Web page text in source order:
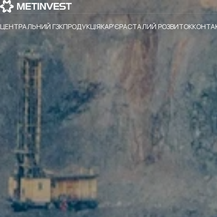
ЦЕНТРАЛЬНИЙ ГЗКПРОДУКЦІЯКАР'ЄРАСТАЛИЙ РОЗВИТОК